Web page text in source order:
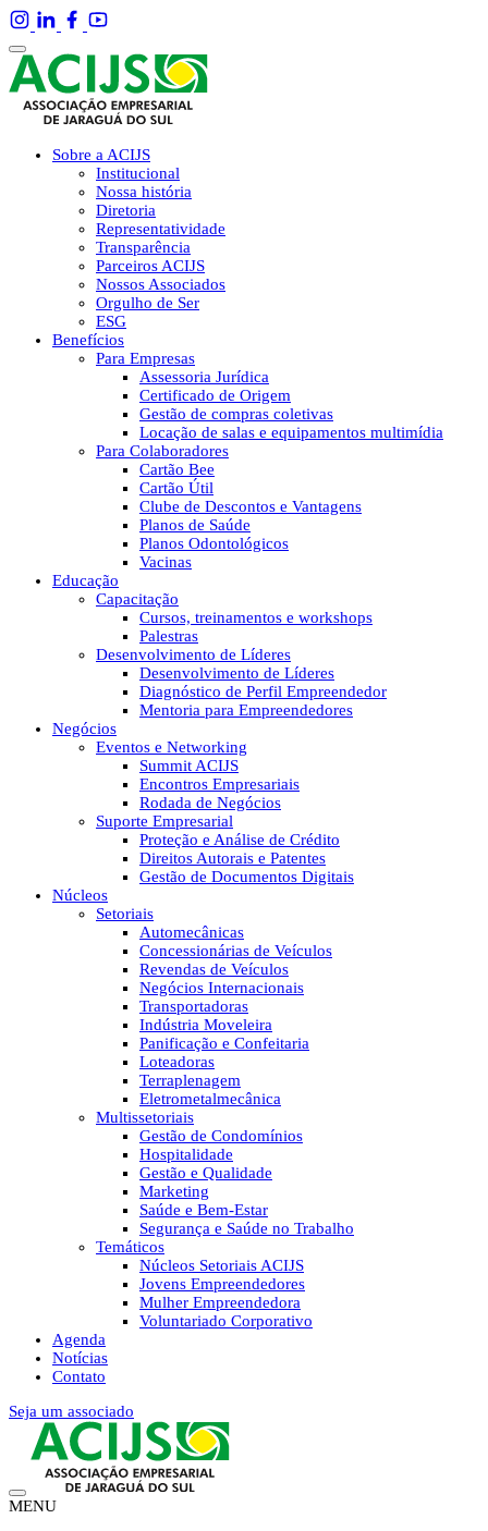
Sobre a ACIJS
Institucional
Nossa história
Diretoria
Representatividade
Transparência
Parceiros ACIJS
Nossos Associados
Orgulho de Ser
ESG
Benefícios
Para Empresas
Assessoria Jurídica
Certificado de Origem
Gestão de compras coletivas
Locação de salas e equipamentos multimídia
Para Colaboradores
Cartão Bee
Cartão Útil
Clube de Descontos e Vantagens
Planos de Saúde
Planos Odontológicos
Vacinas
Educação
Capacitação
Cursos, treinamentos e workshops
Palestras
Desenvolvimento de Líderes
Desenvolvimento de Líderes
Diagnóstico de Perfil Empreendedor
Mentoria para Empreendedores
Negócios
Eventos e Networking
Summit ACIJS
Encontros Empresariais
Rodada de Negócios
Suporte Empresarial
Proteção e Análise de Crédito
Direitos Autorais e Patentes
Gestão de Documentos Digitais
Núcleos
Setoriais
Automecânicas
Concessionárias de Veículos
Revendas de Veículos
Negócios Internacionais
Transportadoras
Indústria Moveleira
Panificação e Confeitaria
Loteadoras
Terraplenagem
Eletrometalmecânica
Multissetoriais
Gestão de Condomínios
Hospitalidade
Gestão e Qualidade
Marketing
Saúde e Bem-Estar
Segurança e Saúde no Trabalho
Temáticos
Núcleos Setoriais ACIJS
Jovens Empreendedores
Mulher Empreendedora
Voluntariado Corporativo
Agenda
Notícias
Contato
Seja um associado
MENU